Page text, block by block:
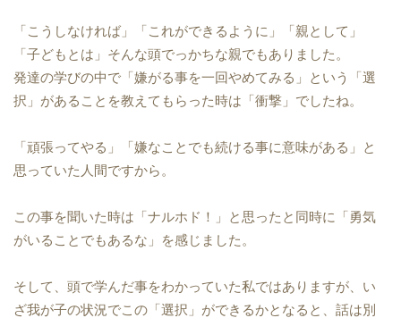
「こうしなければ」「これができるように」「親として」
「子どもとは」そんな頭でっかちな親でもありました。
発達の学びの中で「嫌がる事を一回やめてみる」という「選
択」があることを教えてもらった時は「衝撃」でしたね。
「頑張ってやる」「嫌なことでも続ける事に意味がある」と
思っていた人間ですから。
この事を聞いた時は「ナルホド！」と思ったと同時に「勇気
がいることでもあるな」を感じました。
そして、頭で学んだ事をわかっていた私ではありますが、い
ざ我が子の状況でこの「選択」ができるかとなると、話は別